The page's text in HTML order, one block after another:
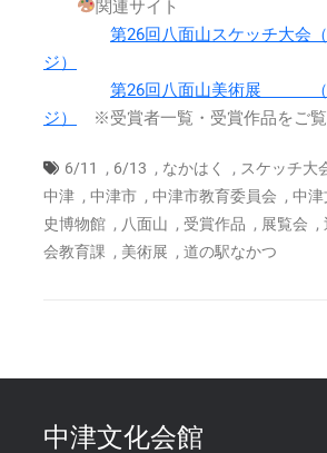
関連サイト
第26回八面山スケッチ大会
ジ）
第26回八面山美術展 （
ジ）
※受賞者一覧・受賞作品をご
6/11 , 6/13 , なかはく , スケッチ大
中津 , 中津市 , 中津市教育委員会 , 中津
史博物館 , 八面山 , 受賞作品 , 展覧会 ,
会教育課 , 美術展 , 道の駅なかつ
中津文化会館